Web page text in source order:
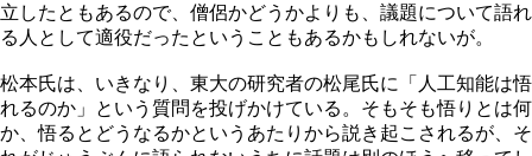
立したともあるので、僧侶かどうかよりも、議題について語れ
る人として適役だったということもあるかもしれないが。
松本氏は、いきなり、東大の研究者の松尾氏に「人工知能は悟
れるのか」という質問を投げかけている。そもそも悟りとは何
か、悟るとどうなるかというあたりから説き起こされるが、そ